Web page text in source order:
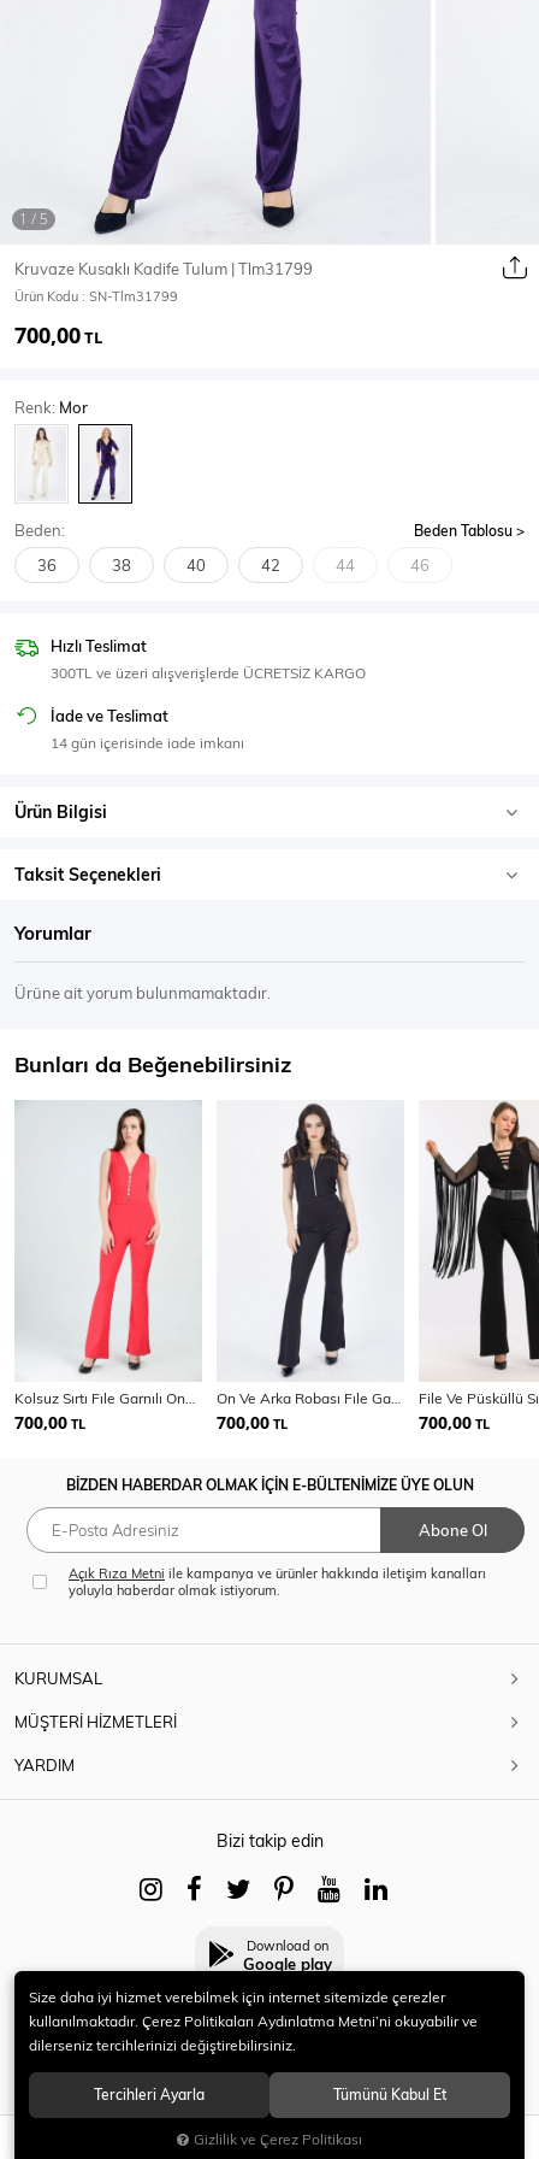
Mont & Kaban
T-SHİRT & BLUZ
T-Shirt
Body
SPOR GİYİM
Eşofman Üstü
Kruvaze Kusaklı Kadife Tulum | Tlm31799
Ürün Kodu : SN-Tlm31799
700,00TL
Renk: Mor
Beden: Beden Tablosu
36 38 40 42 44 46
SEPETE EKLE
Hızlı Teslimat
300TL ve üzeri alışverişlerde ÜCRETSİZ KARGO
İade ve Teslimat
14 gün içerisinde iade imkanı
Ürün Bilgisi
Taksit Seçenekleri
Yorumlar
Ürüne ait yorum bulunmamaktadır.
Bunları da Beğenebilirsiniz
700,00 TL 700,00 TL 700,00 TL
BİZDEN HABERDAR OLMAK İÇİN E-BÜLTENİMİZE ÜYE OLUN
Abone Ol
Açık Rıza Metni ile kampanya ve ürünler hakkında iletişim kanalları
yoluyla haberdar olmak istiyorum.
KURUMSAL
MÜŞTERİ HİZMETLERİ
YARDIM
Bizi takip edin
Download on
Google play
© 2021 HERYENİ. Tüm hakları saklıdır.
Size daha iyi hizmet verebilmek için internet sitemizde çerezler
kullanılmaktadır. Çerez Politikaları Aydınlatma Metni’ni okuyabilir ve
dilerseniz tercihlerinizi değiştirebilirsiniz.
Tercihleri Ayarla Tümünü Kabul Et
Gizlilik ve Çerez Politikası